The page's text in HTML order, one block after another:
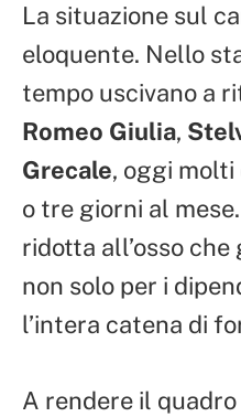
La situazione sul
eloquente. Nello
tempo uscivano a
Romeo Giulia,
Grecale, oggi molti
o tre giorni al
ridotta all’osso
non solo per i
l’intera catena di
A rendere il